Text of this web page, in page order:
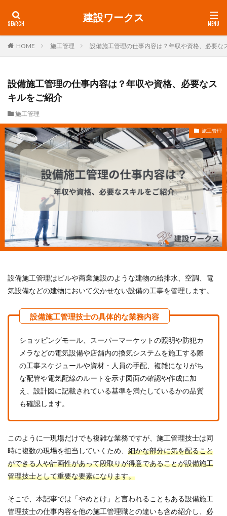
建設ワークス
HOME 施工管理 設備施工管理の仕事内容は？年収や資格、必要な
設備施工管理の仕事内容は？年収や資格、必要なス
キルをご紹介
施工管理
施工管理
設備施工管理はビルや商業施設のような建物の給排水、空調、電
気設備などの建物において欠かせない設備の工事を管理します。
ショッピングモール、スーパーマーケットの照明や防犯カ
メラなどの電気設備や店舗内の換気システムを施工する際
の工事スケジュールや資材・人員の手配、複雑になりがち
な配管や電気配線のルートを示す図面の確認や作成に加
え、設計図に記載されている基準を満たしているかの品質
も確認します。
このように一現場だけでも複雑な業務ですが、施工管理技士は同
時に複数の現場を担当していくため、 細かな部分に気を配ること
ができる人や計画性があって段取りが得意であることが設備施工
管理技士として重要な要素になります。
そこで、本記事では「やめとけ」と言われることもある設備施工
管理技士の仕事内容を他の施工管理職との違いも含め紹介し、必